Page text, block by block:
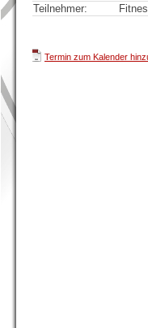
Teilnehmer:
Termin zum Kalender